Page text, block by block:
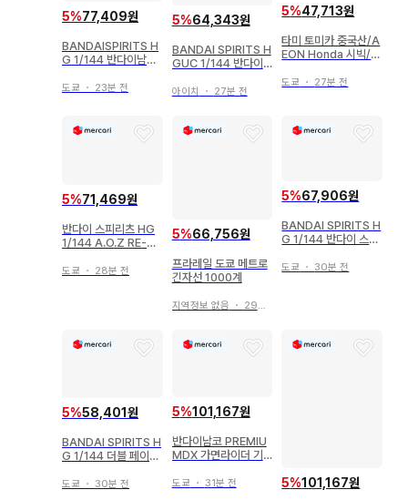
5%77,409원
BANDAISPIRITS H
G 1/144 반다이남코
양 A반 장비
도쿄 ・ 23분 전
5%64,343원
BANDAI SPIRITS H
GUC 1/144 반다이
이드 206
아이치 ・ 27분 전
5%47,713원
타미 토미카 중국산/A
EON Honda 시빅/표
도쿄 ・ 27분 전
5%71,469원
반다이 스피리츠 HG
1/144 A.O.Z RE-B
아 함브라비 II (A.O.Z
도쿄 ・ 28분 전
5%66,756원
프라레일 도쿄 메트로
긴자선 1000계
지역정보 없음 ・ 29분 전
5%67,906원
BANDAI SPIRITS H
G 1/144 반다이 스피
스텀 08
도쿄 ・ 30분 전
5%58,401원
BANDAI SPIRITS H
G 1/144 더블 페이크
퍼스트
도쿄 ・ 30분 전
5%101,167원
반다이남코 PREMIU
MDX 가면라이더 기
크 II 레이즈 버클
도쿄 ・ 31분 전 5%101,167원